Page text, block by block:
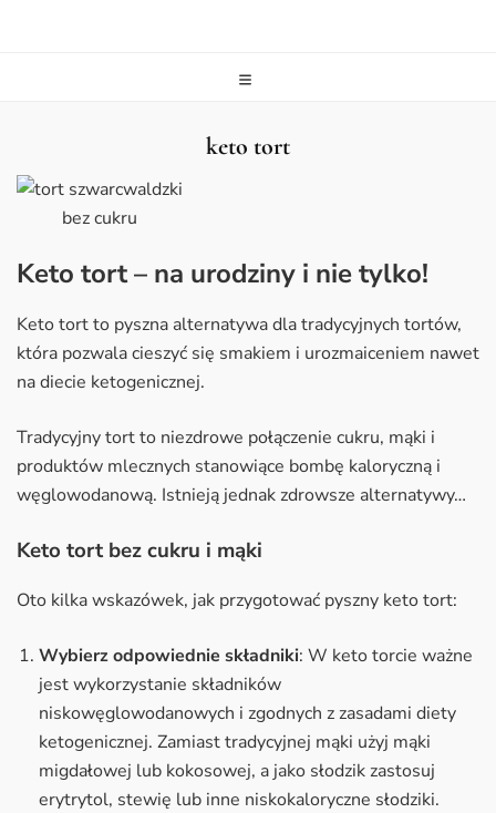
keto tort
Keto tort – na urodziny i nie tylko!
Keto tort to pyszna alternatywa dla tradycyjnych tortów,
która pozwala cieszyć się smakiem i urozmaiceniem nawet
na diecie ketogenicznej.
Tradycyjny tort to niezdrowe połączenie cukru, mąki i
produktów mlecznych stanowiące bombę kaloryczną i
węglowodanową. Istnieją jednak zdrowsze alternatywy…
Keto tort bez cukru i mąki
Oto kilka wskazówek, jak przygotować pyszny keto tort:
Wybierz odpowiednie składniki: W keto torcie ważne
jest wykorzystanie składników
niskowęglowodanowych i zgodnych z zasadami diety
ketogenicznej. Zamiast tradycyjnej mąki użyj mąki
migdałowej lub kokosowej, a jako słodzik zastosuj
erytrytol, stewię lub inne niskokaloryczne słodziki.